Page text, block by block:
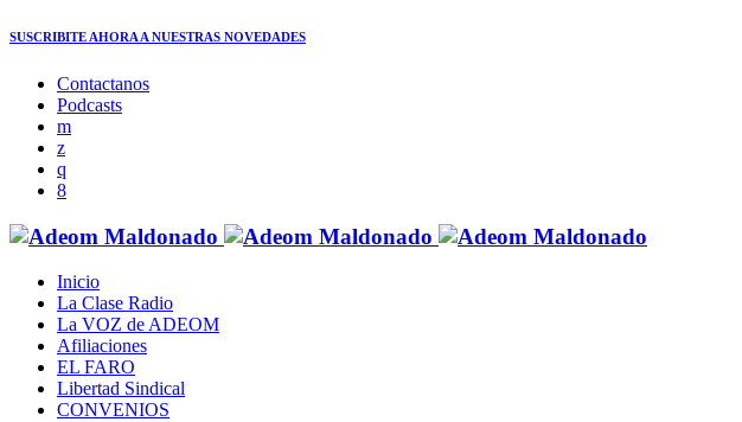
SUSCRIBITE AHORA A NUESTRAS NOVEDADES
Contactanos
Podcasts
Inicio
La Clase Radio
La VOZ de ADEOM
Afiliaciones
EL FARO
Libertad Sindical
CONVENIOS